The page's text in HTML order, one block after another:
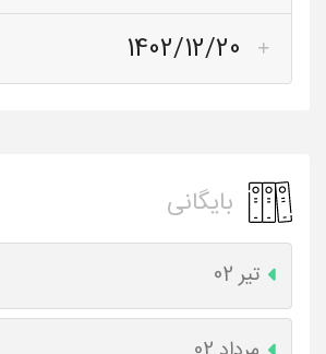
1402/12/20
بایگانی
تیر 02